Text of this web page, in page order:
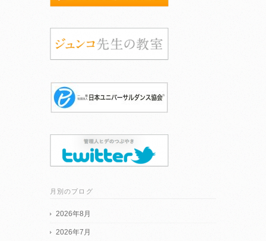
月別のブログ
2026年8月
2026年7月